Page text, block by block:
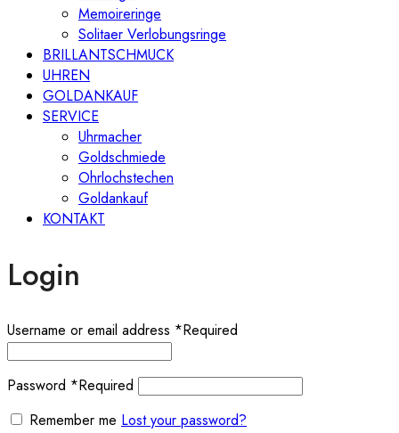
Memoireringe
Solitaer Verlobungsringe
BRILLANTSCHMUCK
UHREN
GOLDANKAUF
SERVICE
Uhrmacher
Goldschmiede
Ohrlochstechen
Goldankauf
KONTAKT
Login
Username or email address *Required
Password *Required
Remember me Lost your password?